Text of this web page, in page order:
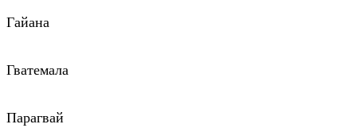
Гайана
Гватемала
Парагвай